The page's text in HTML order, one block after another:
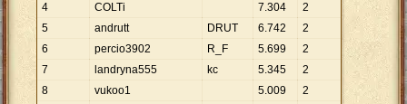
4
COLTi 7.304
2
5
andrutt DRUT 6.742
2
6
percio3902 R_F 5.699
2
7
landryna555 kc 5.345
2
8
vukoo1 5.009
2